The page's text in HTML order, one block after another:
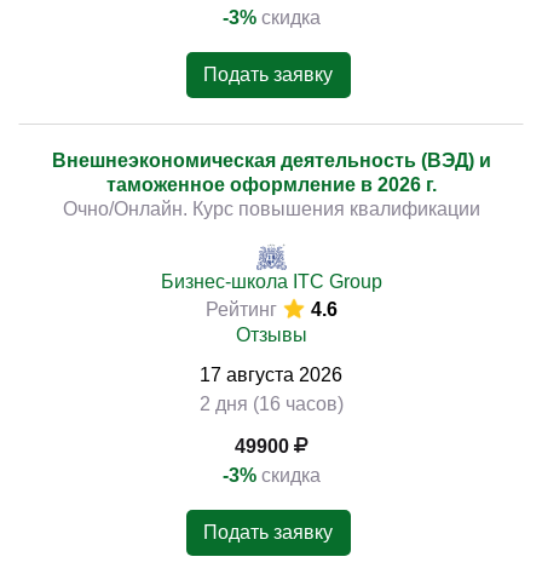
-3% скидка
Подать заявку
Внешнеэкономическая деятельность (ВЭД) и
таможенное оформление в 2026 г.
Очно/Онлайн. Курс повышения квалификации
Бизнес-школа ITC Group
Рейтинг
4.6
Отзывы
17 августа 2026
2 дня (16 часов)
49900
-3% скидка
Подать заявку